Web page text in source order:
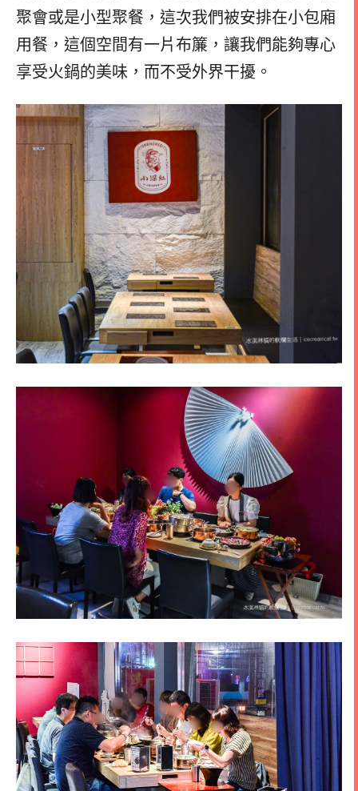
聚會或是小型聚餐， 這次我們被安排在小包廂
用餐，這個空間有一片布簾，讓我們能夠專心
享受火鍋的美味，而不受外界干擾。